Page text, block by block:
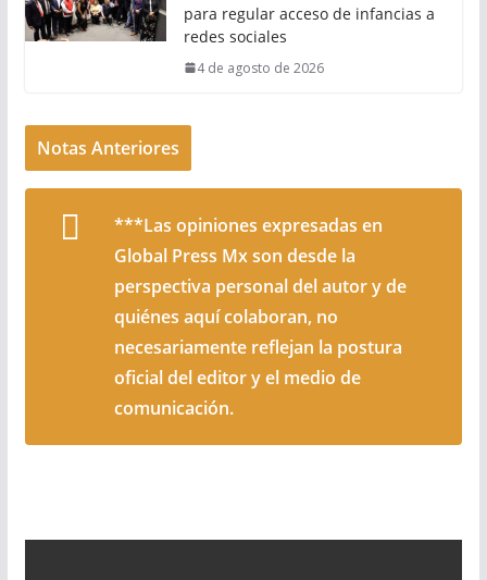
para regular acceso de infancias a
redes sociales
4 de agosto de 2026
Notas Anteriores
***Las opiniones expresadas en
Global Press Mx son desde la
perspectiva personal del autor y de
quiénes aquí colaboran, no
necesariamente reflejan la postura
oficial del editor y el medio de
comunicación.